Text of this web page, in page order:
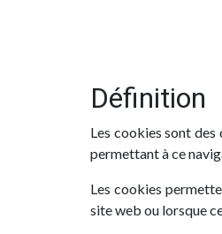
Définition
Les cookies sont des
permettant à ce
Les cookies
site web ou lorsque